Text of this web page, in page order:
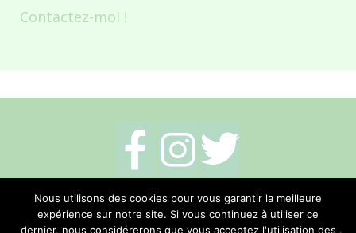
Contactez-moi !
Mentions légales- Politique de cookies-
Me contacter
Nous utilisons des cookies pour vous garantir la meilleure
expérience sur notre site. Si vous continuez à utiliser ce
dernier, nous considérerons que vous acceptez l'utilisation des